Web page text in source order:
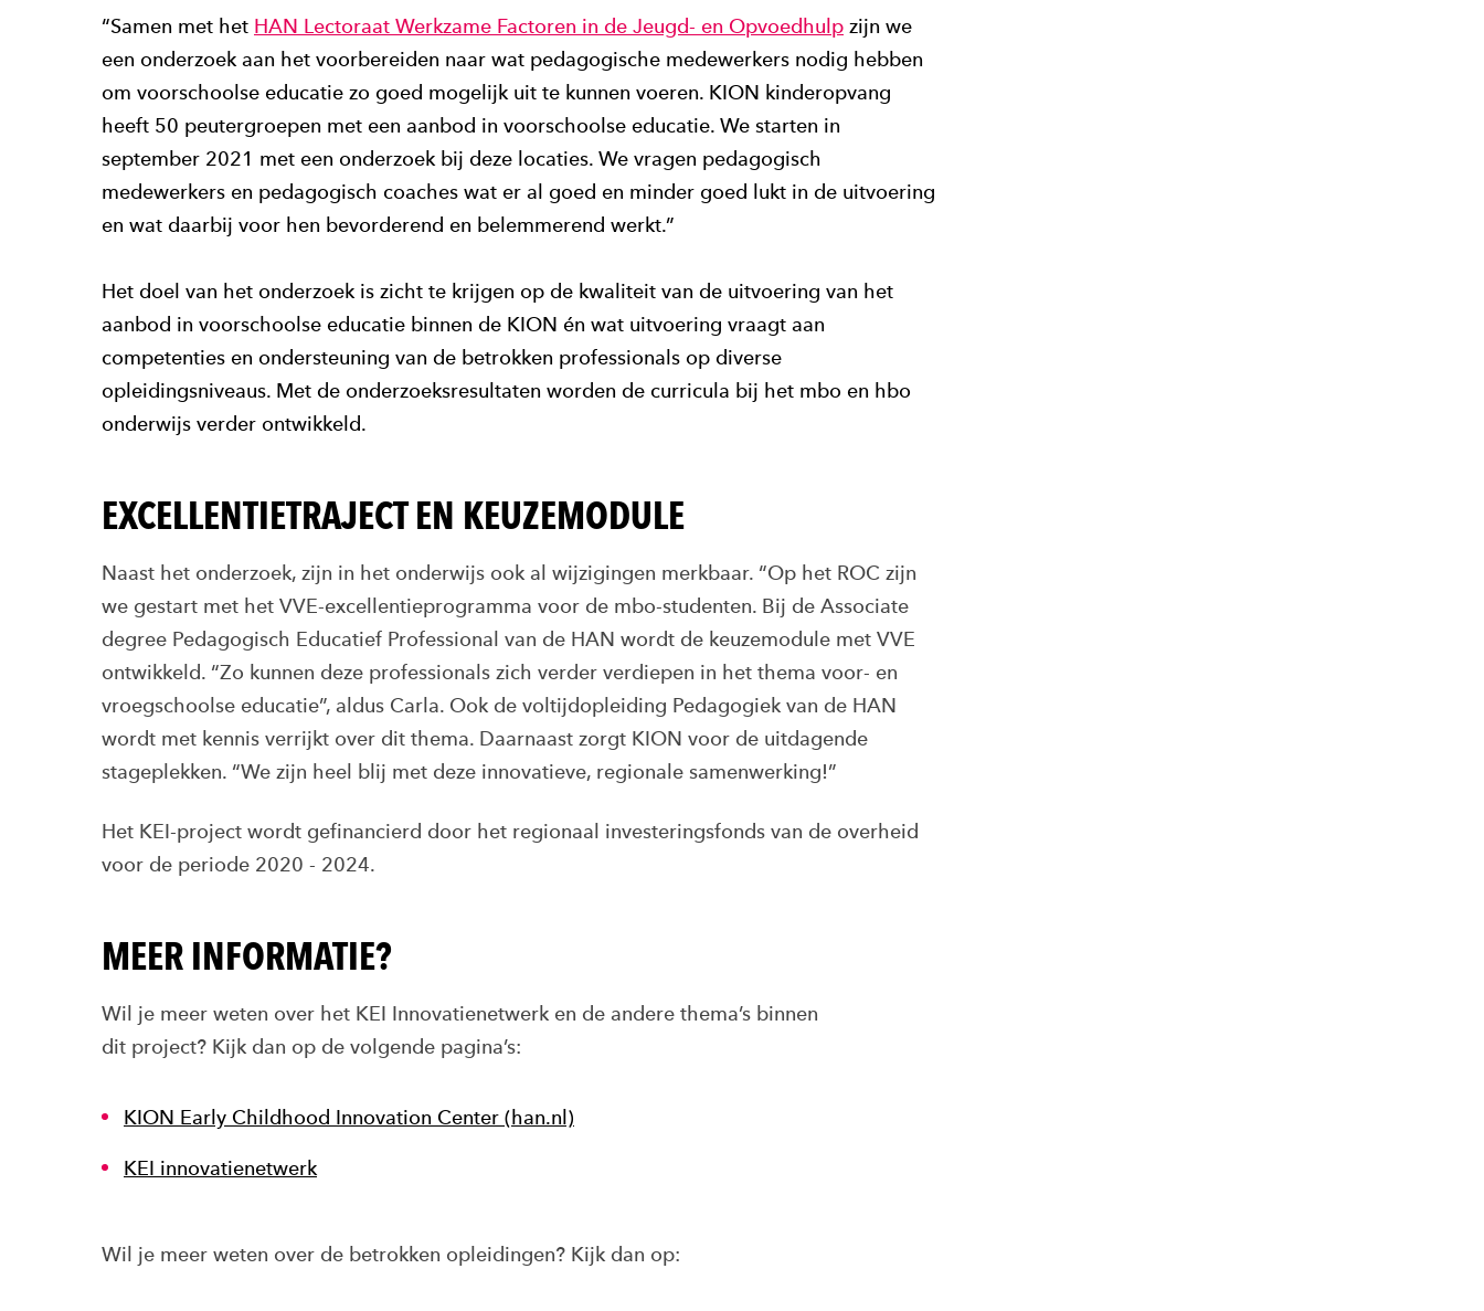
“Samen met het HAN Lectoraat Werkzame Factoren in de Jeugd- en Opvoedhulp zijn we
een onderzoek aan het voorbereiden naar wat pedagogische medewerkers nodig hebben
om voorschoolse educatie zo goed mogelijk uit te kunnen voeren. KION kinderopvang
heeft 50 peutergroepen met een aanbod in voorschoolse educatie. We starten in
september 2021 met een onderzoek bij deze locaties. We vragen pedagogisch
medewerkers en pedagogisch coaches wat er al goed en minder goed lukt in de uitvoering
en wat daarbij voor hen bevorderend en belemmerend werkt.”
Het doel van het onderzoek is zicht te krijgen op de kwaliteit van de uitvoering van het
aanbod in voorschoolse educatie binnen de KION én wat uitvoering vraagt aan
competenties en ondersteuning van de betrokken professionals op diverse
opleidingsniveaus. Met de onderzoeksresultaten worden de curricula bij het mbo en hbo
onderwijs verder ontwikkeld.
EXCELLENTIETRAJECT EN KEUZEMODULE
Naast het onderzoek, zijn in het onderwijs ook al wijzigingen merkbaar. “Op het ROC zijn
we gestart met het VVE-excellentieprogramma voor de mbo-studenten. Bij de Associate
degree Pedagogisch Educatief Professional van de HAN wordt de keuzemodule met VVE
ontwikkeld. “Zo kunnen deze professionals zich verder verdiepen in het thema voor- en
vroegschoolse educatie”, aldus Carla. Ook de voltijdopleiding Pedagogiek van de HAN
wordt met kennis verrijkt over dit thema. Daarnaast zorgt KION voor de uitdagende
stageplekken. “We zijn heel blij met deze innovatieve, regionale samenwerking!”
Het KEI-project wordt gefinancierd door het regionaal investeringsfonds van de overheid
voor de periode 2020 - 2024.
MEER INFORMATIE?
Wil je meer weten over het KEI Innovatienetwerk en de andere thema’s binnen
dit project? Kijk dan op de volgende pagina’s:
KION Early Childhood Innovation Center (han.nl)
KEI innovatienetwerk
Wil je meer weten over de betrokken opleidingen? Kijk dan op: